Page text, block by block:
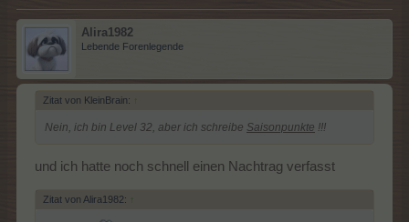
Alira1982
Lebende Forenlegende
Zitat von KleinBrain: ↑
Nein, ich bin Level 32, aber ich schreibe Saisonpunkte !!!
und ich hatte noch schnell einen Nachtrag verfasst
Zitat von Alira1982: ↑